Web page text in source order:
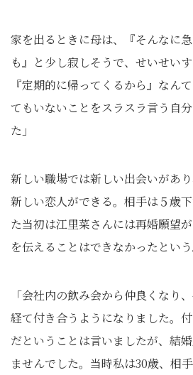
家を出るときに母は、『そんなに
も』と少し寂しそうで、せいせい
『定期的に帰ってくるから』なん
てもいないことをスラスラ言う自
た」
新しい職場では新しい出会いがあ
新しい恋人ができる。相手は５歳
た当初は江里菜さんには再婚願望
を伝えることはできなかったという
「会社内の飲み会から仲良くなり
経て付き合うようになりました。
だということは言いましたが、結
ませんでした。当時私は30歳、相